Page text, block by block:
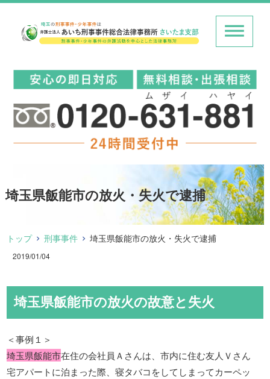
埼玉県飯能市の放火・失火で逮捕
トップ 刑事事件 埼玉県飯能市の放火・失火で逮捕
2019/01/04
埼玉県飯能市の放火の故意と失火
＜事例１＞
埼玉県飯能市在住の会社員Ａさんは、市内に住む友人Ｖさん
宅アパートに泊まった際、寝タバコをしてしまってカーペッ